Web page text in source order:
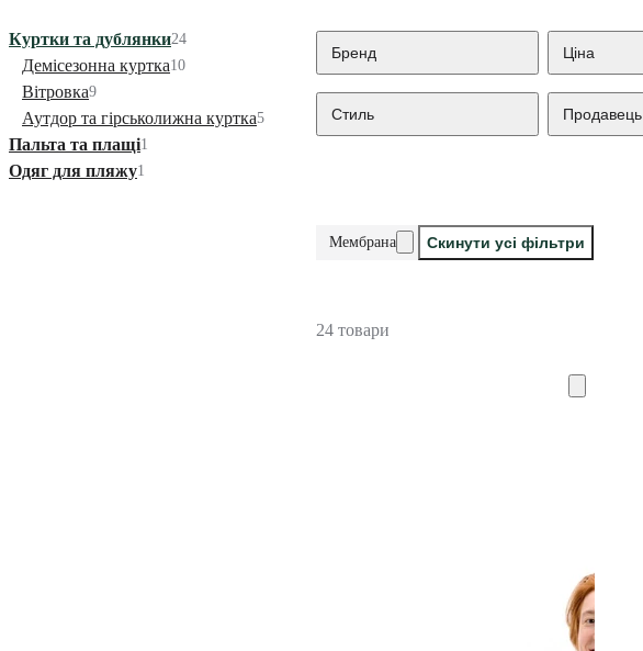
Куртки та дублянки24
Демісезонна куртка10
Вітровка9
Аутдор та гірськолижна куртка5
Пальта та плащі1
Одяг для пляжу1
Бренд Ціна
Стиль Продавець
Мембрана Скинути усі фільтри
24 товари